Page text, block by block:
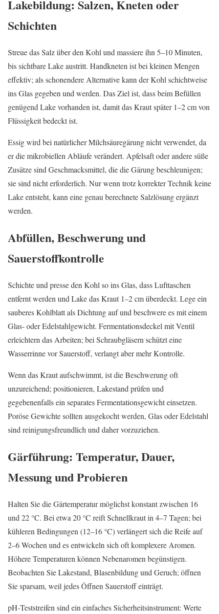
Lakebildung: Salzen, Kneten oder
Schichten
Streue das Salz über den Kohl und massiere ihn 5–10 Minuten,
bis sichtbare Lake austritt. Handkneten ist bei kleinen Mengen
effektiv; als schonendere Alternative kann der Kohl schichtweise
ins Glas gegeben und werden. Das Ziel ist, dass beim Befüllen
genügend Lake vorhanden ist, damit das Kraut später 1–2 cm von
Flüssigkeit bedeckt ist.
Essig wird bei natürlicher Milchsäuregärung nicht verwendet, da
er die mikrobiellen Abläufe verändert. Apfelsaft oder andere süße
Zusätze sind Geschmacksmittel, die die Gärung beschleunigen;
sie sind nicht erforderlich. Nur wenn trotz korrekter Technik keine
Lake entsteht, kann eine genau berechnete Salzlösung ergänzt
werden.
Abfüllen, Beschwerung und
Sauerstoffkontrolle
Schichte und presse den Kohl so ins Glas, dass Lufttaschen
entfernt werden und Lake das Kraut 1–2 cm überdeckt. Lege ein
sauberes Kohlblatt als Dichtung auf und beschwere es mit einem
Glas‑ oder Edelstahlgewicht. Fermentationsdeckel mit Ventil
erleichtern das Arbeiten; bei Schraubgläsern schützt eine
Wasserrinne vor Sauerstoff, verlangt aber mehr Kontrolle.
Wenn das Kraut aufschwimmt, ist die Beschwerung oft
unzureichend; positionieren, Lakestand prüfen und
gegebenenfalls ein separates Fermentationsgewicht einsetzen.
Poröse Gewichte sollten ausgekocht werden, Glas oder Edelstahl
sind reinigungsfreundlich und daher vorzuziehen.
Gärführung: Temperatur, Dauer,
Messung und Probieren
Halten Sie die Gärtemperatur möglichst konstant zwischen 16
und 22 °C. Bei etwa 20 °C reift Schnellkraut in 4–7 Tagen; bei
kühleren Bedingungen (12–16 °C) verlängert sich die Reife auf
2–6 Wochen und es entwickeln sich oft komplexere Aromen.
Höhere Temperaturen können Nebenaromen begünstigen.
Beobachten Sie Lakestand, Blasenbildung und Geruch; öffnen
Sie sparsam, weil jedes Öffnen Sauerstoff einträgt.
pH‑Teststreifen sind ein einfaches Sicherheitsinstrument: Werte